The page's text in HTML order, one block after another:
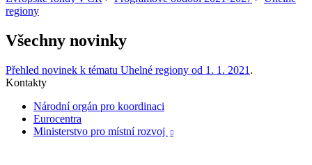
regiony
Všechny novinky
Přehled novinek k tématu Uhelné regiony od 1. 1. 2021 .
Kontakty
Národní orgán pro koordinaci
Eurocentra
Ministerstvo pro místní rozvoj
